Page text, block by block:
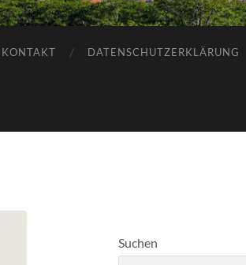
KONTAKT DATENSCHUTZERKLÄRUNG
Suchen